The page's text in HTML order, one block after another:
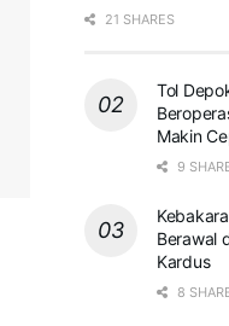
21 SHARES
Tol
Makin
9
Berawal
Kardus
8